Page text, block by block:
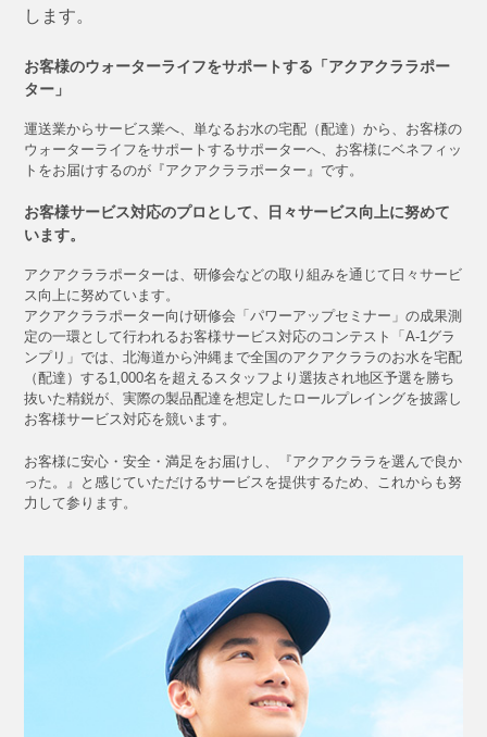
します。
お客様のウォーターライフをサポートする「アクアクララポー
ター」
運送業からサービス業へ、単なるお水の宅配（配達）から、お客様の
ウォーターライフをサポートするサポーターへ、お客様にベネフィッ
トをお届けするのが『アクアクララポーター』です。
お客様サービス対応のプロとして、日々サービス向上に努めて
います。
アクアクララポーターは、研修会などの取り組みを通じて日々サービ
ス向上に努めています。
アクアクララポーター向け研修会「パワーアップセミナー」の成果測
定の一環として行われるお客様サービス対応のコンテスト「A-1グラ
ンプリ」では、北海道から沖縄まで全国のアクアクララのお水を宅配
（配達）する1,000名を超えるスタッフより選抜され地区予選を勝ち
抜いた精鋭が、実際の製品配達を想定したロールプレイングを披露し
お客様サービス対応を競います。
お客様に安心・安全・満足をお届けし、『アクアクララを選んで良か
った。』と感じていただけるサービスを提供するため、これからも努
力して参ります。